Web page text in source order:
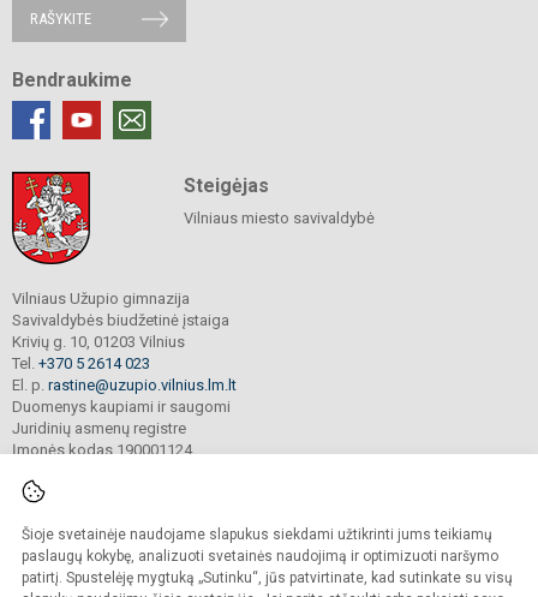
Šioje svetainėje naudojame slapukus siekdami užtikrinti jums teikiamų
paslaugų kokybę, analizuoti svetainės naudojimą ir optimizuoti naršymo
patirtį. Spustelėję mygtuką „Sutinku“, jūs patvirtinate, kad sutinkate su visų
RAŠYKITE
Bendraukime
Steigėjas
Vilniaus miesto savivaldybė
Vilniaus Užupio gimnazija
Savivaldybės biudžetinė įstaiga
Krivių g. 10, 01203 Vilnius
Tel. +370 5 2614 023
El. p. rastine@uzupio.vilnius.lm.lt
Duomenys kaupiami ir saugomi
Juridinių asmenų registre
Įmonės kodas 190001124
© 2025. Vilniaus Užupio gimnazija. Visos teisės saugomos.
Kopijuoti turinį be raštiško įstaigos administracijos sutikimo griežtai draudžiama.
Prieinamumo paraiška Slapukų valdymas